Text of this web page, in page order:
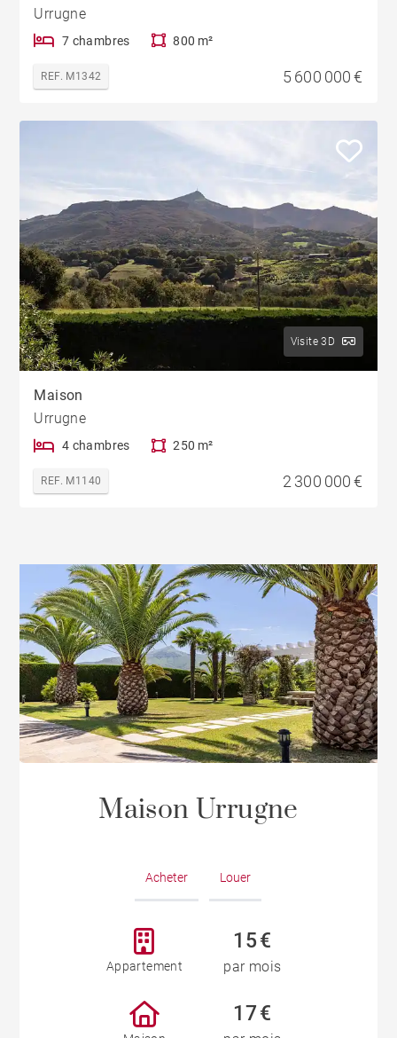
Urrugne
7 chambres 800 m²
REF. M1342 5 600 000 €
Visite 3D
Maison
Urrugne
4 chambres 250 m²
REF. M1140 2 300 000 €
Maison Urrugne
Acheter Louer
Appartement
15 €
par mois
17 €